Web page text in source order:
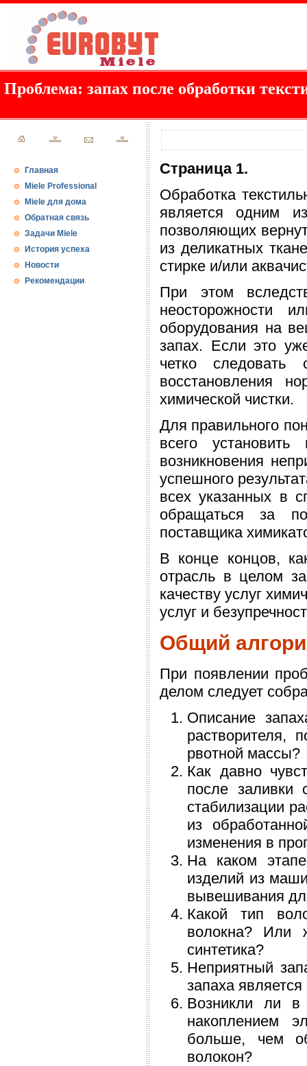
Проблема: запах после обработки
Главная
Miele Professional
Miele для дома
Обратная связь
Задачи Miele
История успеха
Новости
Рекомендации
Страница 1.
Обработка
является одним
позволяющих
из деликатных
стирке и/или
При этом
неосторожности
оборудования на
запах. Если это
четко следовать
восстановления
химической чистки.
Для правильного
всего
возникновения
успешного
всех указанных в
обращаться за
поставщика
В конце концов,
отрасль в целом
качеству услуг
услуг и
Общий
При появлении
делом следует
Описание
растворителя,
рвотной массы?
Как давно
после заливки
стабилизации
из
изменения в
На каком
изделий из
вывешивания
Какой тип
волокна? Или
синтетика?
Неприятный
запаха
Возникли ли
накоплением
больше, чем
волокон?